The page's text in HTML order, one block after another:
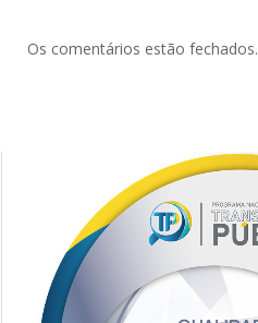
Os comentários estão fechados.